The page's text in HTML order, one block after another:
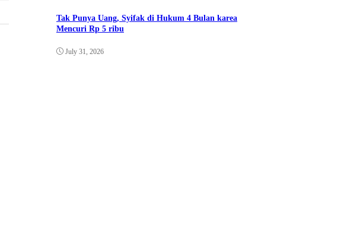
Tak Punya Uang, Syifak di Hukum 4 Bulan karea
Mencuri Rp 5 ribu
July 31, 2026